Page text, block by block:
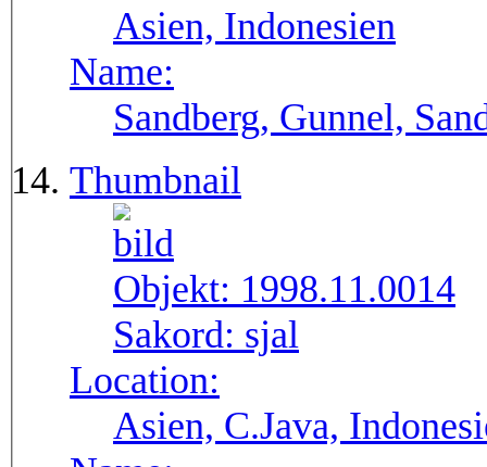
Asien, Indonesien
Name:
Sandberg, Gunnel,
Thumbnail
Objekt: 1998.11.0014
Sakord: sjal
Location:
Asien, C.Java,